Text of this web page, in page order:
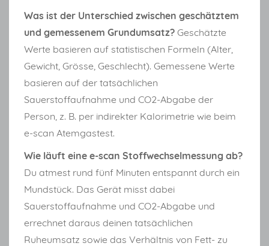
Was ist der Unterschied zwischen geschätztem
und gemessenem Grundumsatz? Geschätzte
Werte basieren auf statistischen Formeln (Alter,
Gewicht, Grösse, Geschlecht). Gemessene Werte
basieren auf der tatsächlichen
Sauerstoffaufnahme und CO2-Abgabe der
Person, z. B. per indirekter Kalorimetrie wie beim
e-scan Atemgastest.
Wie läuft eine e-scan Stoffwechselmessung ab?
Du atmest rund fünf Minuten entspannt durch ein
Mundstück. Das Gerät misst dabei
Sauerstoffaufnahme und CO2-Abgabe und
errechnet daraus deinen tatsächlichen
Ruheumsatz sowie das Verhältnis von Fett- zu